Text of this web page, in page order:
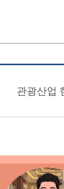
관광산업